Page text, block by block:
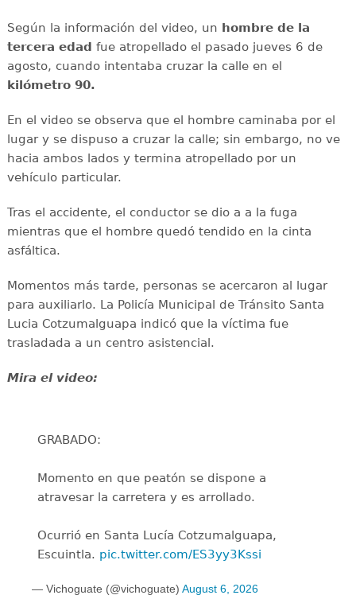
Según la información del video, un hombre de la
tercera edad fue atropellado el pasado jueves 6 de
agosto, cuando intentaba cruzar la calle en el
kilómetro 90.
En el video se observa que el hombre caminaba por el
lugar y se dispuso a cruzar la calle; sin embargo, no ve
hacia ambos lados y termina atropellado por un
vehículo particular.
Tras el accidente, el conductor se dio a a la fuga
mientras que el hombre quedó tendido en la cinta
asfáltica.
Momentos más tarde, personas se acercaron al lugar
para auxiliarlo. La Policía Municipal de Tránsito Santa
Lucia Cotzumalguapa indicó que la víctima fue
trasladada a un centro asistencial.
Mira el video:
GRABADO:
Momento en que peatón se dispone a
atravesar la carretera y es arrollado.
Ocurrió en Santa Lucía Cotzumalguapa,
Escuintla. pic.twitter.com/ES3yy3Kssi
— Vichoguate (@vichoguate) August 6, 2026